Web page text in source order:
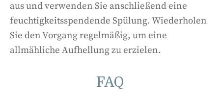
aus und verwenden Sie anschließend eine
feuchtigkeitsspendende Spülung. Wiederholen
Sie den Vorgang regelmäßig, um eine
allmähliche Aufhellung zu erzielen.
FAQ